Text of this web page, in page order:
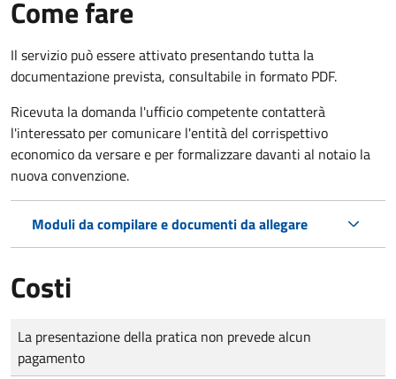
Come fare
Il servizio può essere attivato presentando tutta la
documentazione prevista, consultabile in formato PDF.
Ricevuta la domanda l'ufficio competente contatterà
l'interessato per comunicare l'entità del corrispettivo
economico da versare e per formalizzare davanti al notaio la
nuova convenzione.
Moduli da compilare e documenti da allegare
Costi
Tipo di pagamento
Importo
La presentazione della pratica non prevede alcun
pagamento